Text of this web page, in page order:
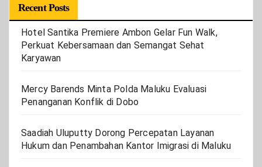
Recent Posts
Hotel Santika Premiere Ambon Gelar Fun Walk,
Perkuat Kebersamaan dan Semangat Sehat
Karyawan
Mercy Barends Minta Polda Maluku Evaluasi
Penanganan Konflik di Dobo
Saadiah Uluputty Dorong Percepatan Layanan
Hukum dan Penambahan Kantor Imigrasi di Maluku